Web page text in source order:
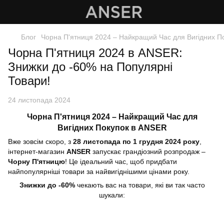
Блог Чорна П'ятниця 2024 – Найкращий Час для Вигідних
Чорна П'ятниця 2024 в ANSER:
Знижки до -60% на Популярні
Товари!
24 листопада 2024
Чорна П'ятниця 2024 – Найкращий Час для
Вигідних Покупок в ANSER
Вже зовсім скоро, з 28 листопада по 1 грудня 2024 року
інтернет-магазин ANSER запускає грандіозний розпродаж –
Чорну П'ятницю! Це ідеальний час, щоб придбати
найпопулярніші товари за найвигіднішими цінами року.
Знижки до -60%чекають вас на товари, які ви так часто
шукали: